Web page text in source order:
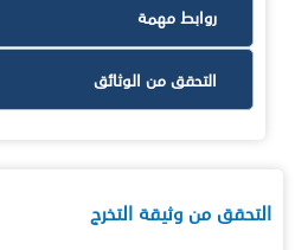
روابط مهمة
التحقق من الوثائق
من وثيقة التخرج